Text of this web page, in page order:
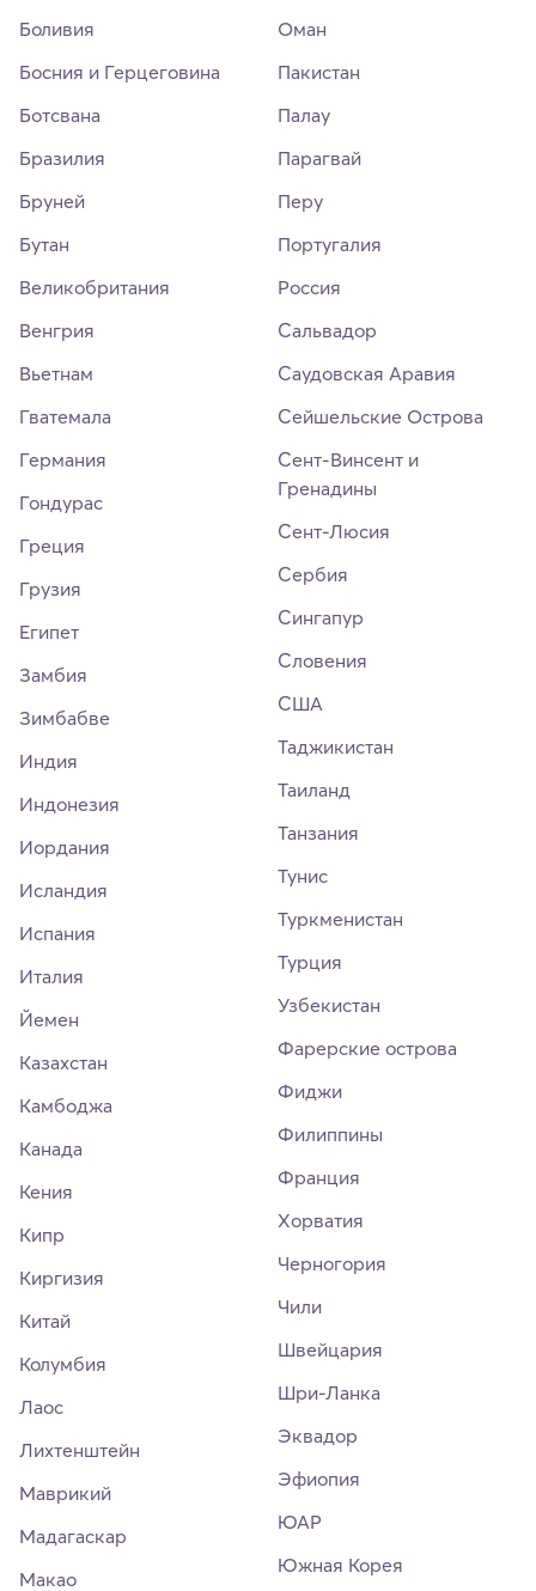
Боливия
Босния и Герцеговина
Ботсвана
Бразилия
Бруней
Бутан
Великобритания
Венгрия
Вьетнам
Гватемала
Германия
Гондурас
Греция
Грузия
Египет
Замбия
Зимбабве
Индия
Индонезия
Иордания
Исландия
Испания
Италия
Йемен
Казахстан
Камбоджа
Канада
Кения
Кипр
Киргизия
Китай
Колумбия
Лаос
Лихтенштейн
Маврикий
Мадагаскар
Макао
Оман
Пакистан
Палау
Парагвай
Перу
Португалия
Россия
Сальвадор
Саудовская Аравия
Сейшельские Острова
Сент-Винсент и
Гренадины
Сент-Люсия
Сербия
Сингапур
Словения
США
Таджикистан
Таиланд
Танзания
Тунис
Туркменистан
Турция
Узбекистан
Фарерские острова
Фиджи
Филиппины
Франция
Хорватия
Черногория
Чили
Швейцария
Шри-Ланка
Эквадор
Эфиопия
ЮАР
Южная Корея